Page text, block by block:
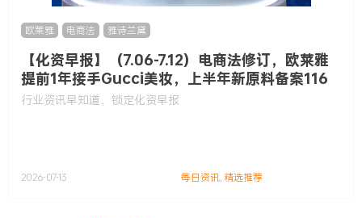
欧莱雅 电商法 雅诗兰黛
【化资早报】（7.06-7.12）电商法修订，欧莱雅
提前1年接手Gucci美妆，上半年新原料备案116
款……
行业资讯早知道，锁定化资早报
2026-07-13 每日资讯,精选推荐